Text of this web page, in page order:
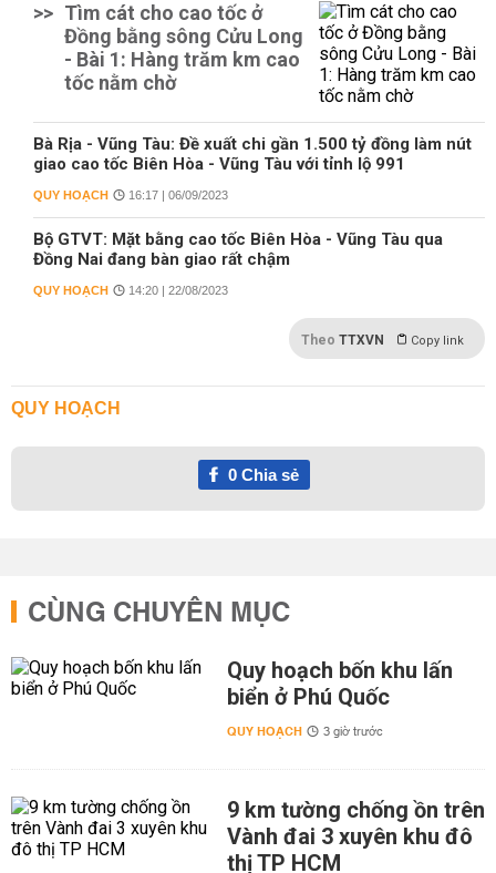
>> Tìm cát cho cao tốc ở
Đồng bằng sông Cửu Long
- Bài 1: Hàng trăm km cao
tốc nằm chờ
Bà Rịa - Vũng Tàu: Đề xuất chi gần 1.500 tỷ đồng làm nút
giao cao tốc Biên Hòa - Vũng Tàu với tỉnh lộ 991
QUY HOẠCH 16:17 | 06/09/2023
Bộ GTVT: Mặt bằng cao tốc Biên Hòa - Vũng Tàu qua
Đồng Nai đang bàn giao rất chậm
QUY HOẠCH 14:20 | 22/08/2023
Theo TTXVN Copy link
QUY HOẠCH
0Chia sẻ
CÙNG CHUYÊN MỤC
Quy hoạch bốn khu lấn
biển ở Phú Quốc
QUY HOẠCH 3 giờ trước
9 km tường chống ồn trên
Vành đai 3 xuyên khu đô
thị TP HCM